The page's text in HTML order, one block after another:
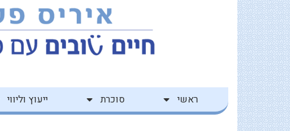
לתוכן
דילוג
לתוכן
ראשי סוכרת ייעוץ וליווי